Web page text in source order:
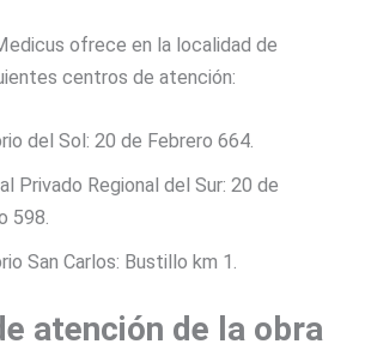
ofrece en la localidad de
centros de atención:
del Sol: 20 de Febrero 664.
Privado Regional del Sur: 20 de
598.
San Carlos: Bustillo km 1.
atención de la obra